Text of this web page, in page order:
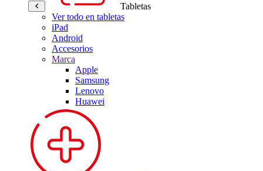
Tabletas
Ver todo en tabletas
iPad
Android
Accesorios
Marca
Apple
Samsung
Lenovo
Huawei